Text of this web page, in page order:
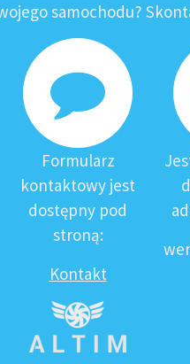
samochodu?
Formularz
kontaktowy jest
dostępny pod
stroną:
Kontakt